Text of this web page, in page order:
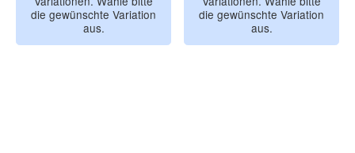
die gewünschte Variation
aus.
die gewünschte Variation
aus.